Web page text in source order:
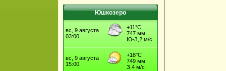
Юшкозеро